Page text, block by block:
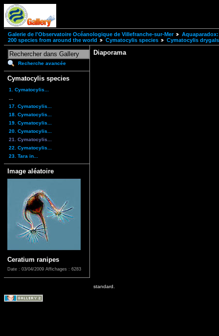
Galerie de l'Observatoire Océanologique de Villefranche-sur-Mer
200 species from around the world
Cymatocylis species Cymatocylis
Recherche avancée
Cymatocylis species
1. Cymatocylis...
17. Cymatocylis...
18. Cymatocylis...
19. Cymatocylis...
20. Cymatocylis...
21. Cymatocylis...
22. Cymatocylis...
23. Tara in...
Image aléatoire
Ceratium ranipes
Date : 03/04/2009 Affichages : 6283
Diaporama
standard.